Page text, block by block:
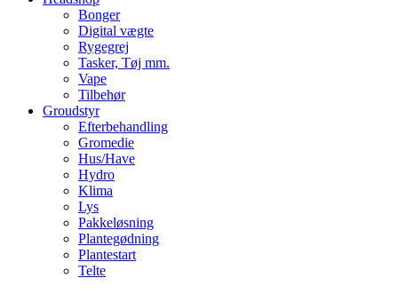
Bonger
Digital vægte
Rygegrej
Tasker, Tøj mm.
Vape
Tilbehør
Groudstyr
Efterbehandling
Gromedie
Hus/Have
Hydro
Klima
Lys
Pakkeløsning
Plantegødning
Plantestart
Telte